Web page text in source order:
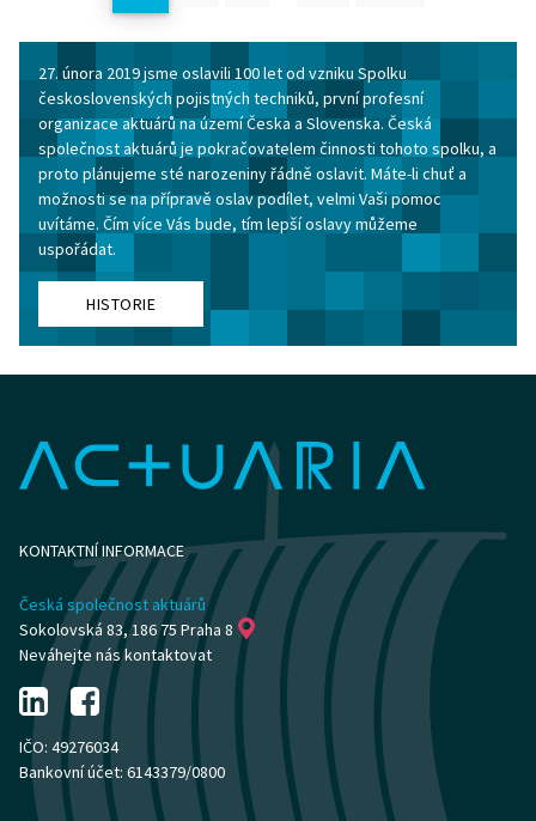
27. února 2019 jsme oslavili 100 let od vzniku Spolku
československých pojistných techniků, první profesní
organizace aktuárů na území Česka a Slovenska. Česká
společnost aktuárů je pokračovatelem činnosti tohoto spolku, a
proto plánujeme sté narozeniny řádně oslavit. Máte-li chuť a
možnosti se na přípravě oslav podílet, velmi Vaši pomoc
uvítáme. Čím více Vás bude, tím lepší oslavy můžeme
uspořádat.
HISTORIE
KONTAKTNÍ INFORMACE
Česká společnost aktuárů
Sokolovská 83, 186 75 Praha 8
Neváhejte nás kontaktovat
IČO: 49276034
Bankovní účet: 6143379/0800